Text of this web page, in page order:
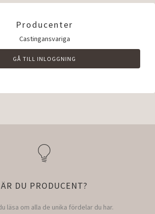
Producenter
Castingansvariga
GÅ TILL INLOGGNING
ÄR DU PRODUCENT?
läsa om alla de unika fördelar du har.